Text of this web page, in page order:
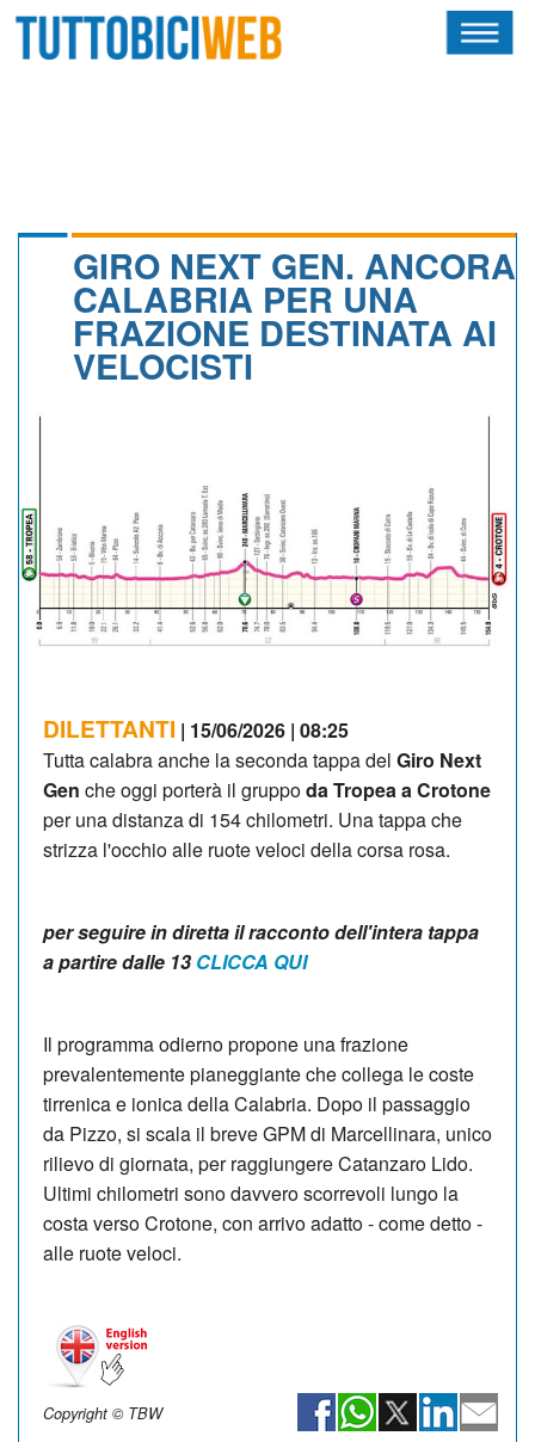
CALENDARIO
ALBI D'ORO
NEWSLETTER
GIRO NEXT GEN. ANCORA
CALABRIA PER UNA
FRAZIONE DESTINATA AI
VELOCISTI
DILETTANTI | 15/06/2026 | 08:25
Tutta calabra anche la seconda tappa del Giro Next
Gen che oggi porterà il gruppoda Tropea a Crotone
per una distanza di 154 chilometri. Una tappa che
strizza l'occhio alle ruote veloci della corsa rosa.
per seguire in diretta il racconto dell'intera tappa
a partire dalle 13 CLICCA QUI
Il programma odierno propone una frazione
prevalentemente pianeggiante che collega le coste
tirrenica e ionica della Calabria. Dopo il passaggio
da Pizzo, si scala il breve GPM di Marcellinara, unico
rilievo di giornata, per raggiungere Catanzaro Lido.
Ultimi chilometri sono davvero scorrevoli lungo la
costa verso Crotone, con arrivo adatto - come detto -
alle ruote veloci.
Copyright © TBW